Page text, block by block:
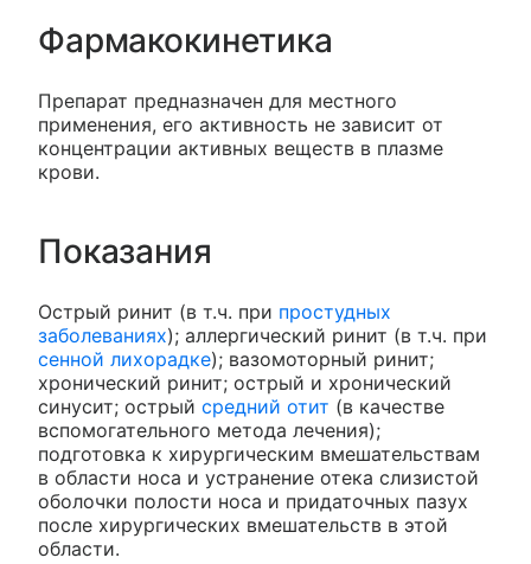
Фармакокинетика
Препарат предназначен для местного
применения, его активность не зависит от
концентрации активных веществ в плазме
крови.
Показания
Острый ринит (в т.ч. при простудных
заболеваниях); аллергический ринит (в т.ч. при
сенной лихорадке); вазомоторный ринит;
хронический ринит; острый и хронический
синусит; острый средний отит (в качестве
вспомогательного метода лечения);
подготовка к хирургическим вмешательствам
в области носа и устранение отека слизистой
оболочки полости носа и придаточных пазух
после хирургических вмешательств в этой
области.